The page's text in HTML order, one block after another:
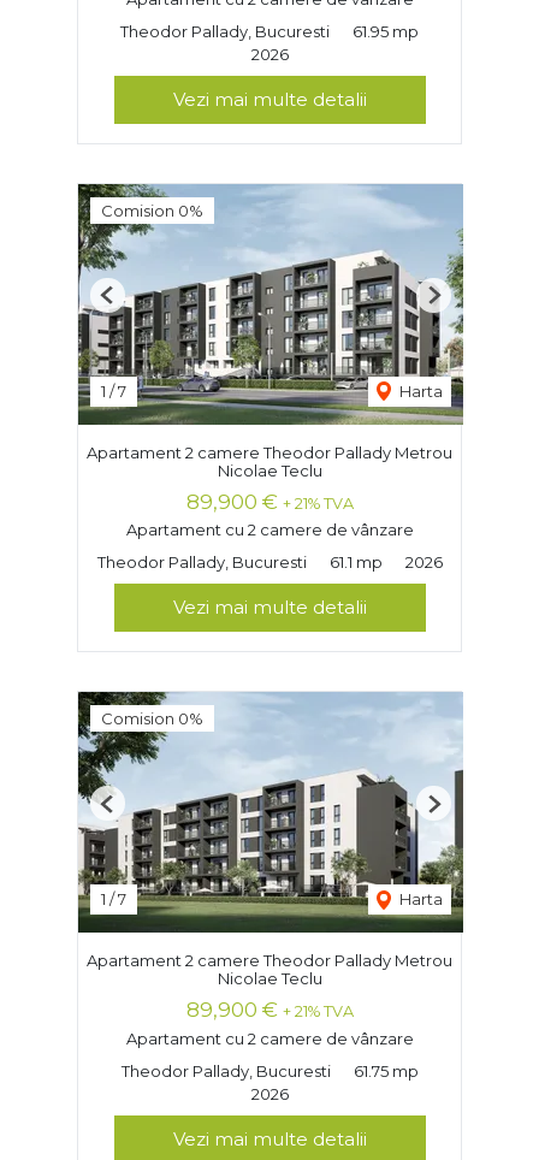
Theodor Pallady, Bucuresti
61.95 mp
2026
Vezi mai multe detalii
Comision 0%
1 /7 Harta
Previous Next
Apartament 2 camere Theodor Pallady Metrou
Nicolae Teclu
89,900 € + 21% TVA
Apartament cu 2 camere de vânzare
Theodor Pallady, Bucuresti
61.1 mp 2026
Vezi mai multe detalii
Comision 0%
1 /7 Harta
Previous Next
Apartament 2 camere Theodor Pallady Metrou
Nicolae Teclu
89,900 € + 21% TVA
Apartament cu 2 camere de vânzare
Theodor Pallady, Bucuresti
61.75 mp
2026
Vezi mai multe detalii